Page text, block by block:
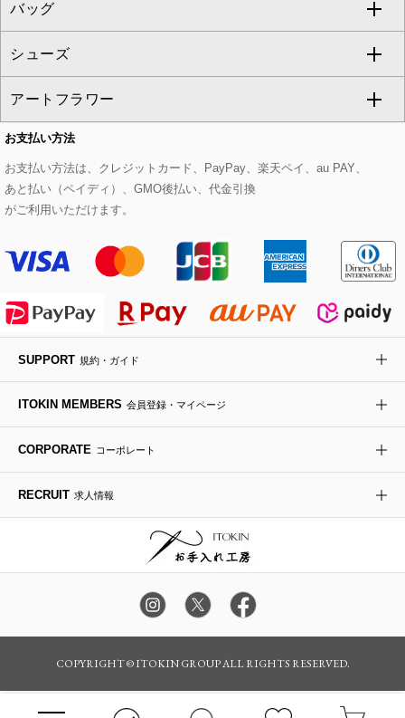
eur3
Maison de CINQ
MK MICHEL KLEIN BAG
HIROKO KOSHINO
パーカー
タンクトップ・キャミソール
スウェット・ジャージー
その他のトップス
サロペット・オールインワン
その他のパンツ
ショート・ミニ丈スカート
その他のスカート
セットアップ
セットアップジャケット
セットアップパンツ
セットアップスカート
セットアップワンピース
ピーコート
ダッフルコート
チェスターコート
モッズコート
ステンカラーコート
ライダースジャケット
デニムジャケット
ダウンジャケット・コート
マスク
ストール・マフラー・スヌード
ベルト・サスペンダー
帽子
ヘアアクセサリー
ハンカチ・バンダナ
手袋
チャーム・ストラップ
その他のグッズ・小物
すべてのアクセサリー
ネックレス
ピアス・イヤリング
ブレスレット・バングル
ブローチ・コサージュ
バッグ
すべてのバッグ
トートバッグ
ショルダーバッグ
ボストンバッグ
バックパック・リュック
ボディバッグ・メッセンジャーバッグ
トラベルバッグ
シューズ
すべてのシューズ
パンプス
スニーカー
フラットシューズ
ローファー
ドレスシューズ
アートフラワー
すべてのアートフラワー
ローズ
カサブランカ・カラー
ラナンキュラス
ポプリアレンジ＆フレグランス
お支払い方法
お支払い方法は、クレジットカード、PayPay、楽天ペイ、au PAY、
あと払い（ペイディ）、GMO後払い、代金引換
がご利用いただけます。
SUPPORT 規約・ガイド
ITOKIN MEMBERS 会員登録・マイページ
CORPORATE コーポレート
RECRUIT 求人情報
COPYRIGHT © ITOKIN GROUP ALL RIGHTS RESERVED.